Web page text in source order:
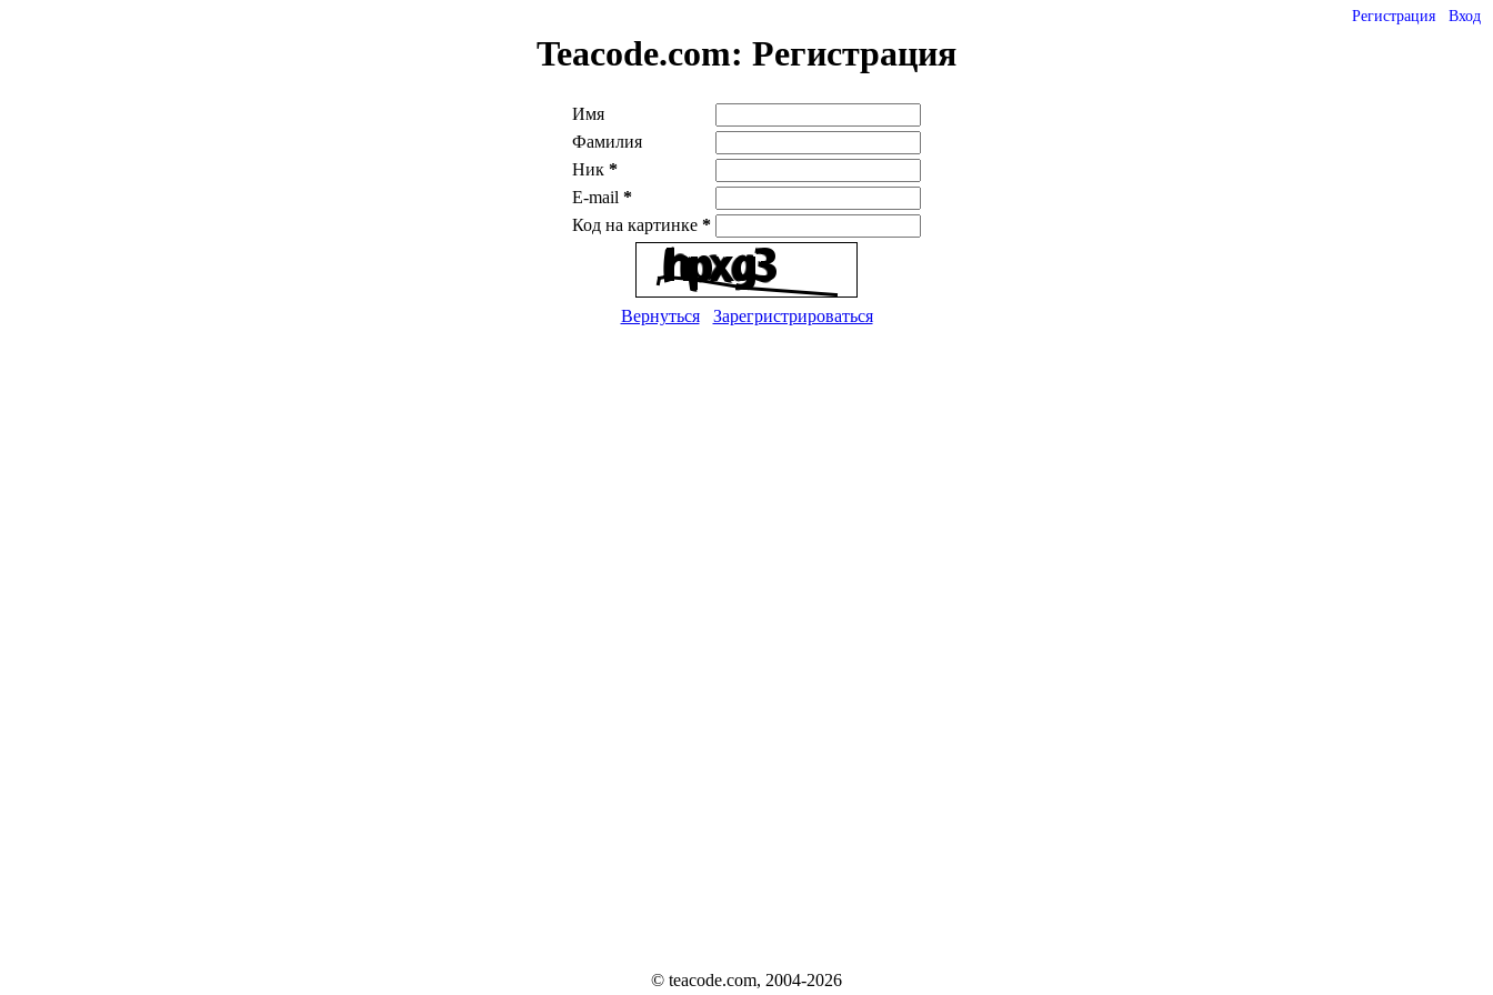
Регистрация Вход
Teacode.com: Регистрация
Имя
Фамилия
Ник *
E-mail *
Код на картинке *
Вернуться Зарегристрироваться
© teacode.com, 2004-2026